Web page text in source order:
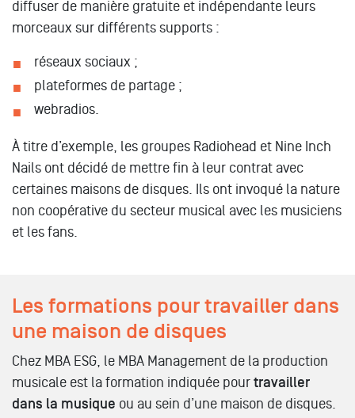
diffuser de manière gratuite et indépendante leurs
morceaux sur différents supports :
réseaux sociaux ;
plateformes de partage ;
webradios.
À titre d’exemple, les groupes Radiohead et Nine Inch
Nails ont décidé de mettre fin à leur contrat avec
certaines maisons de disques. Ils ont invoqué la nature
non coopérative du secteur musical avec les musiciens
et les fans.
Les formations pour travailler dans
une maison de disques
Chez MBA ESG, le MBA Management de la production
musicale est la formation indiquée pour travailler
dans la musique ou au sein d’une maison de disques.